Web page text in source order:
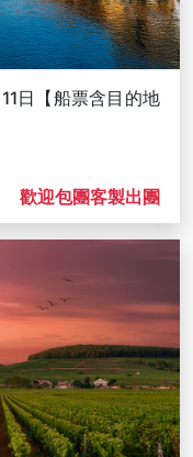
日【船票含目的地
歡迎包團客製出團